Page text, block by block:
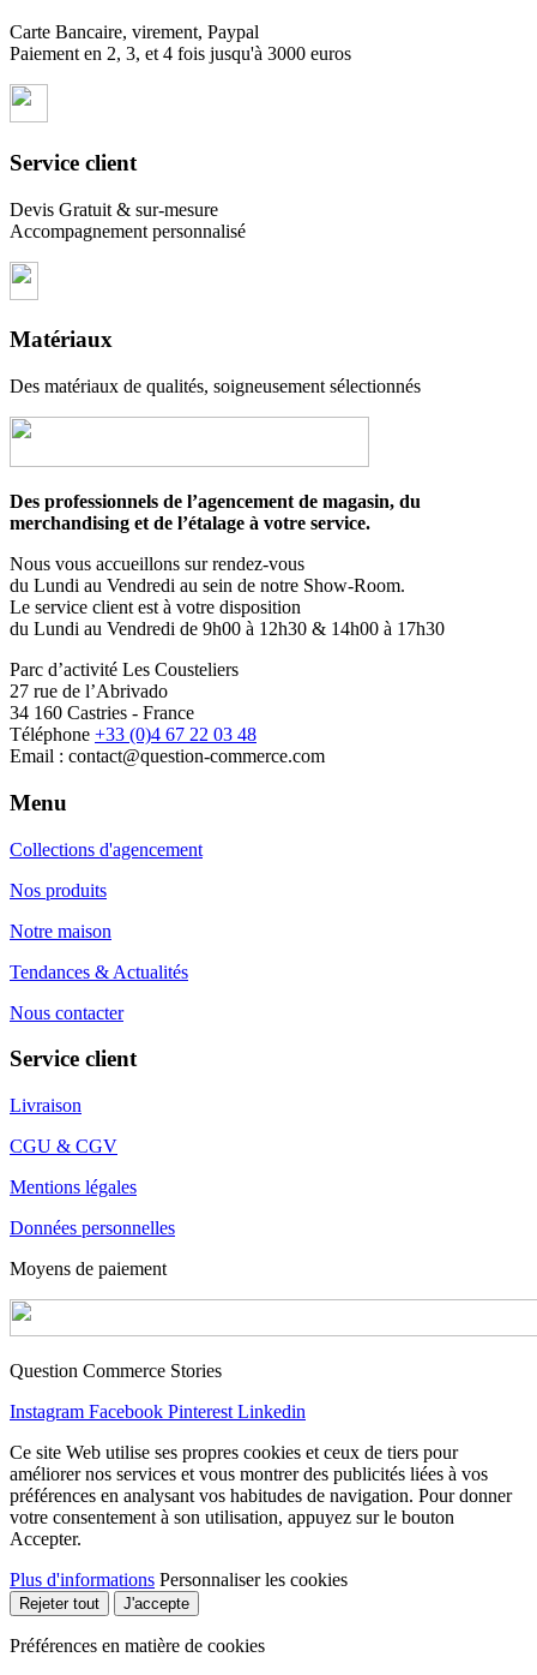
Carte Bancaire, virement, Paypal
Paiement en 2, 3, et 4 fois jusqu'à 3000 euros
Service client
Devis Gratuit & sur-mesure
Accompagnement personnalisé
Matériaux
Des matériaux de qualités, soigneusement sélectionnés
Des professionnels de l’agencement de magasin, du
merchandising et de l’étalage à votre service.
Nous vous accueillons sur rendez-vous
du Lundi au Vendredi au sein de notre Show-Room.
Le service client est à votre disposition
du Lundi au Vendredi de 9h00 à 12h30 & 14h00 à 17h30
Parc d’activité Les Cousteliers
27 rue de l’Abrivado
34 160 Castries - France
Téléphone +33 (0)4 67 22 03 48
Email : contact@question-commerce.com
Menu
Collections d'agencement
Nos produits
Notre maison
Tendances & Actualités
Nous contacter
Service client
Livraison
CGU & CGV
Mentions légales
Données personnelles
Moyens de paiement
Question Commerce Stories
Instagram Facebook Pinterest Linkedin
Ce site Web utilise ses propres cookies et ceux de tiers pour
améliorer nos services et vous montrer des publicités liées à vos
préférences en analysant vos habitudes de navigation. Pour donner
votre consentement à son utilisation, appuyez sur le bouton
Accepter.
Plus d'informations Personnaliser les cookies
Rejeter tout J'accepte
Préférences en matière de cookies